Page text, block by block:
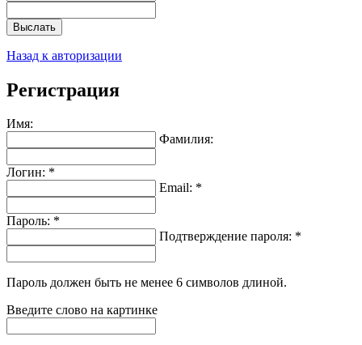
Выслать
Назад к авторизации
Регистрация
Имя:
Фамилия:
Логин: *
Email: *
Пароль: *
Подтверждение пароля: *
Пароль должен быть не менее 6 символов длиной.
Введите слово на картинке